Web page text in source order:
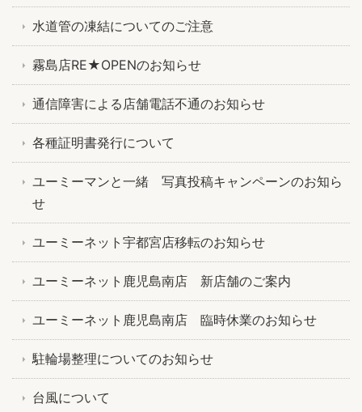
水道管の凍結についてのご注意
霧島店RE★OPENのお知らせ
通信障害による店舗電話不通のお知らせ
各種証明書発行について
ユーミーマンと一緒 写真投稿キャンペーンのお知ら
せ
ユーミーネット宇都宮店移転のお知らせ
ユーミーネット鹿児島南店 新店舗のご案内
ユーミーネット鹿児島南店 臨時休業のお知らせ
駐輪場整理についてのお知らせ
台風について